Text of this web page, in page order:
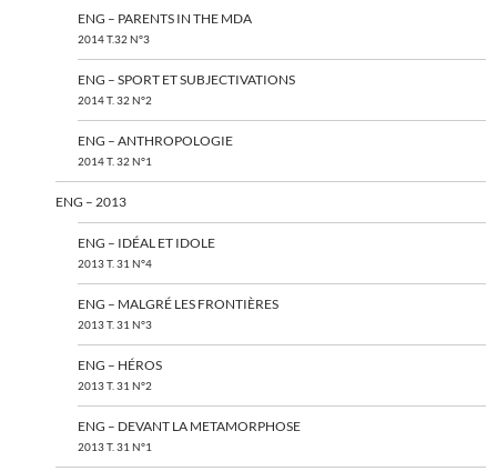
ENG – PARENTS IN THE MDA
2014 T.32 N°3
ENG – SPORT ET SUBJECTIVATIONS
2014 T. 32 N°2
ENG – ANTHROPOLOGIE
2014 T. 32 N°1
ENG – 2013
ENG – IDÉAL ET IDOLE
2013 T. 31 N°4
ENG – MALGRÉ LES FRONTIÈRES
2013 T. 31 N°3
ENG – HÉROS
2013 T. 31 N°2
ENG – DEVANT LA METAMORPHOSE
2013 T. 31 N°1